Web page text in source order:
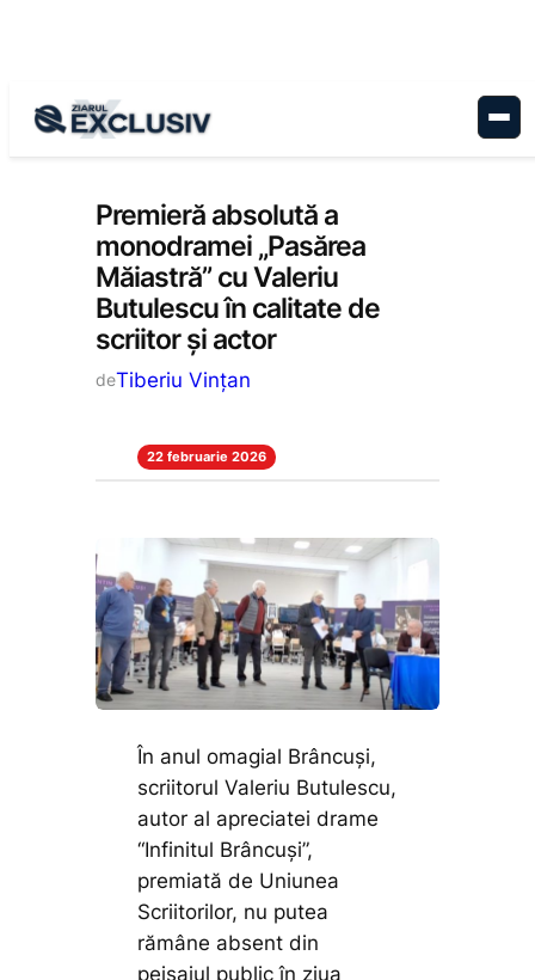
Cultură, Stiri la zi
Premieră absolută a
monodramei „Pasărea
Măiastră” cu Valeriu
Butulescu în calitate de
scriitor și actor
deTiberiu Vințan
22 februarie 2026
În anul omagial Brâncuși,
scriitorul Valeriu Butulescu,
autor al apreciatei drame
“Infinitul Brâncuşi”,
premiată de Uniunea
Scriitorilor, nu putea
rămâne absent din
peisajul public în ziua